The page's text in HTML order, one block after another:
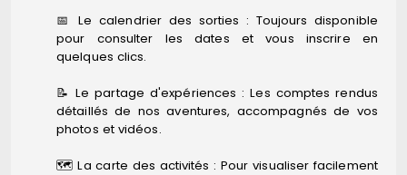
📅 Le calendrier des sorties : Toujours disponible
pour consulter les dates et vous inscrire en
quelques clics.
📝 Le partage d'expériences : Les comptes rendus
détaillés de nos aventures, accompagnés de vos
photos et vidéos.
🗺️ La carte des activités : Pour visualiser facilement